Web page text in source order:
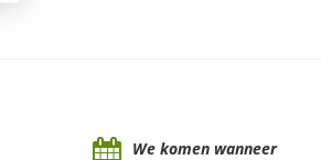
We komen wanneer